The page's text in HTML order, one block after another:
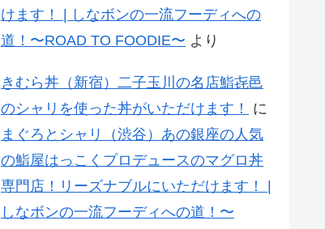
けます！ | しなボンの一流フーディへの
道！〜ROAD TO FOODIE〜 より
きむら丼（新宿）二子玉川の名店鮨㐂邑
のシャリを使った丼がいただけます！
に
まぐろとシャリ（渋谷）あの銀座の人気
の鮨屋はっこくプロデュースのマグロ丼
専門店！リーズナブルにいただけます！ |
しなボンの一流フーディへの道！〜